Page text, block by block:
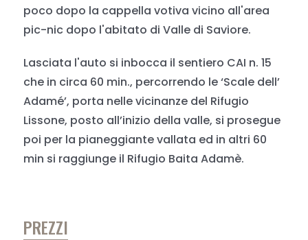
poco dopo la cappella votiva vicino all'area
pic-nic dopo l'abitato di Valle di Saviore.
Lasciata l'auto si inbocca il sentiero CAI n. 15
che in circa 60 min., percorrendo le ‘Scale dell’
Adamé’, porta nelle vicinanze del Rifugio
Lissone, posto all’inizio della valle, si prosegue
poi per la pianeggiante vallata ed in altri 60
min si raggiunge il Rifugio Baita Adamè.
PREZZI